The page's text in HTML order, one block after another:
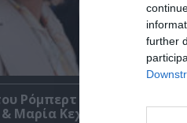
further
Ρόμπερτ Άικ ξανά στη
Μαρία Κεχαγιόγλου